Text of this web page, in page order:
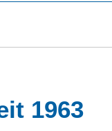
1963